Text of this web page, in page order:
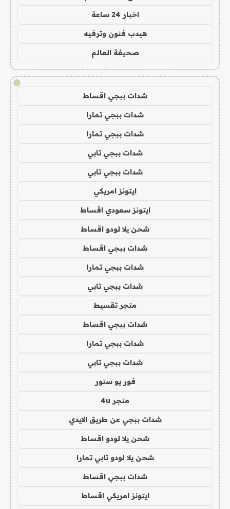
اخبار 24 ساعة
هيدب فنون وترفيه
صحيفة العالم
!
شدات ببجي اقساط
شدات ببجي تمارا
شدات ببجي تمارا
شدات ببجي تابي
شدات ببجي تابي
ايتونز امريكي
ايتونز سعودي اقساط
شحن يلا لودو اقساط
شدات ببجي اقساط
شدات ببجي تمارا
شدات ببجي تابي
متجر تقسيط
شدات ببجي اقساط
شدات ببجي تمارا
شدات ببجي تابي
فور يو ستور
متجر 4u
شدات ببجي عن طريق الايدي
شحن يلا لودو اقساط
شحن يلا لودو تابي تمارا
شدات ببجي اقساط
ايتونز امريكي اقساط